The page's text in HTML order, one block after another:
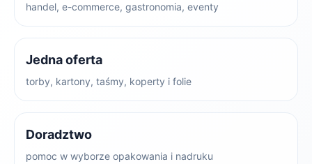
handel, e-commerce, gastronomia, eventy
Jedna oferta
torby, kartony, taśmy, koperty i folie
Doradztwo
pomoc w wyborze opakowania i nadruku